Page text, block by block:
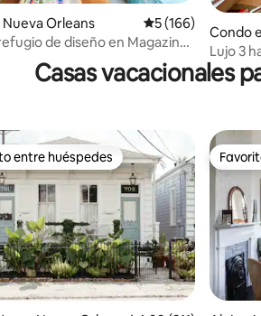
de 5, 176 reseñas
Orleans Calificación
5 (166)
de diseño en Magazine
Condo
Lujo 3
privado
Casas vacacionales
huéspedes preferido
entre huéspedes